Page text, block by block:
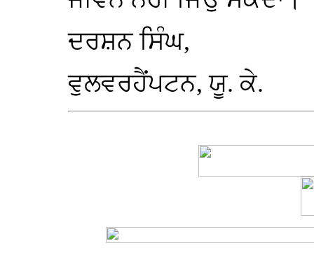
ਦਰਸ਼ਨ ਸਿੰਘ,
ਵੁਲਵਰਹੈਂਪਟਨ, ਯੂ. ਕੇ.